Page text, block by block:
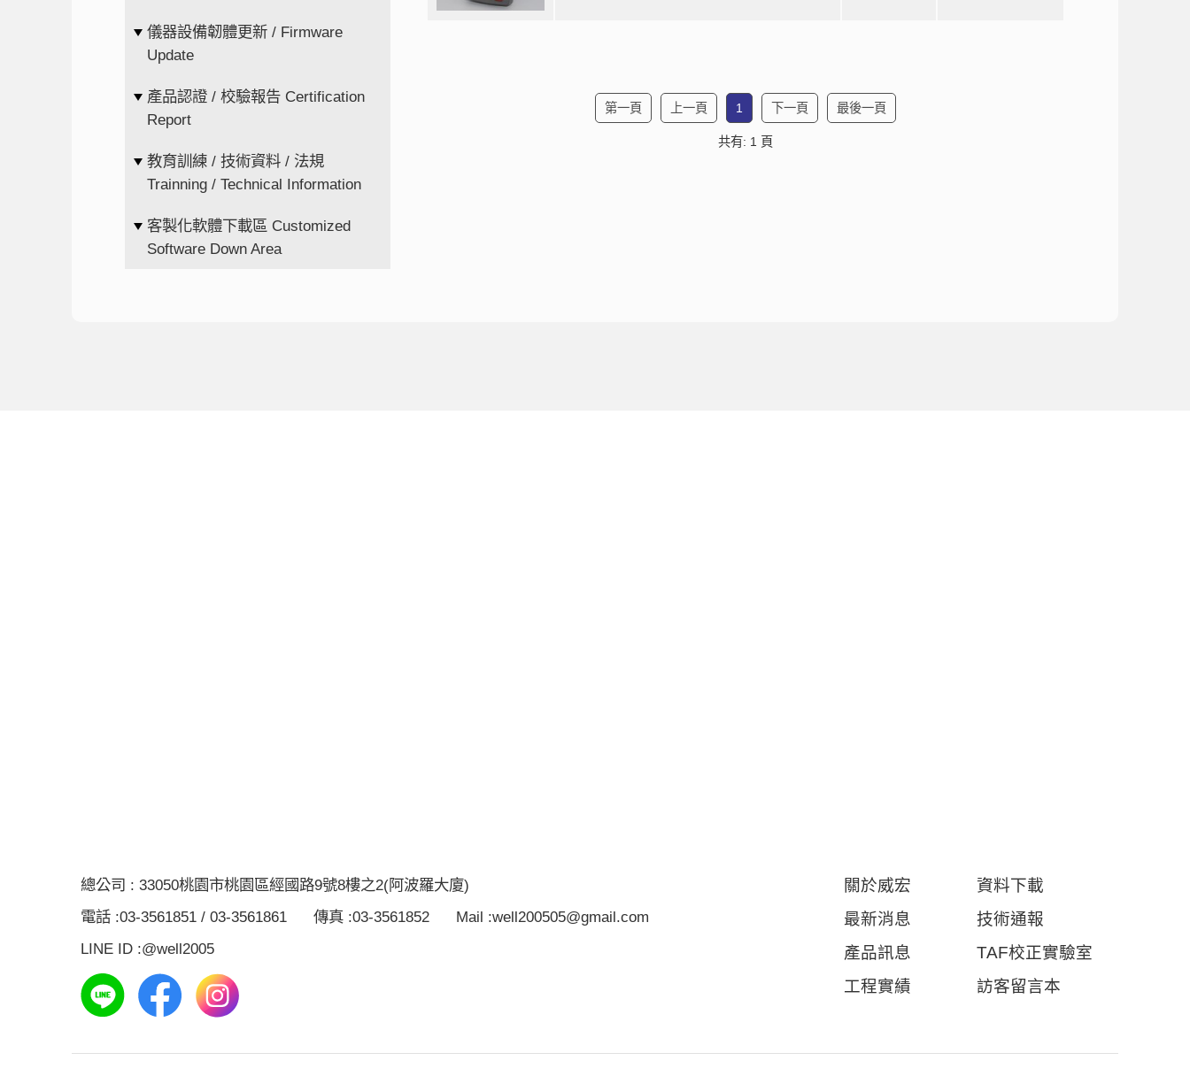
儀器設備韌體更新 / Firmware
Update
產品認證 / 校驗報告 Certification
Report
教育訓練 / 技術資料 / 法規
Trainning / Technical Information
客製化軟體下載區 Customized
Software Down Area
第一頁 上一頁 1 下一頁 最後一頁
共有: 1 頁
總公司 : 33050桃園市桃園區經國路9號8樓之2(阿波羅大廈)
電話 :03-3561851 / 03-3561861傳真 :03-3561852
Mail :well200505@gmail.com
LINE ID :@well2005
關於威宏
最新消息
產品訊息
工程實績
資料下載
技術通報
TAF校正實驗室
訪客留言本